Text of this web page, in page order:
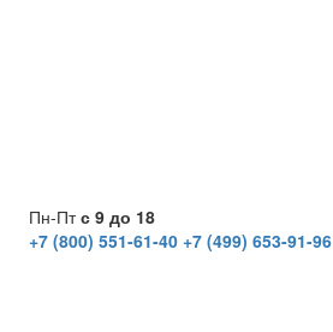
Пн-Птс 9 до 18
+7 (800) 551-61-40 +7 (499) 653-91-96